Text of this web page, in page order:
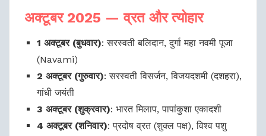
अक्टूबर 2025 — व्रत और त्योहार
1 अक्टूबर (बुधवार): सरस्वती बलिदान, दुर्गा महा नवमी पूजा
(Navami)
2 अक्टूबर (गुरुवार): सरस्वती विसर्जन, विजयदशमी (दशहरा),
गांधी जयंती
3 अक्टूबर (शुक्रवार): भारत मिलाप, पापांकुशा एकादशी
4 अक्टूबर (शनिवार): प्रदोष व्रत (शुक्ल पक्ष), विश्व पशु